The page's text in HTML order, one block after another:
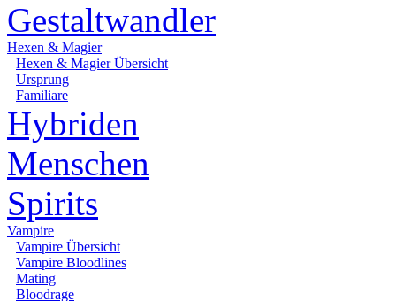
Gestaltwandler
Hexen & Magier
Hexen & Magier Übersicht
Ursprung
Familiare
Hybriden
Menschen
Spirits
Vampire
Vampire Übersicht
Vampire Bloodlines
Mating
Bloodrage